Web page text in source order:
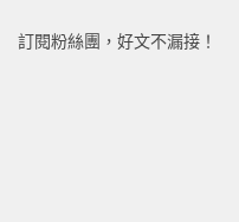
訂閱粉絲團，好文不漏接！